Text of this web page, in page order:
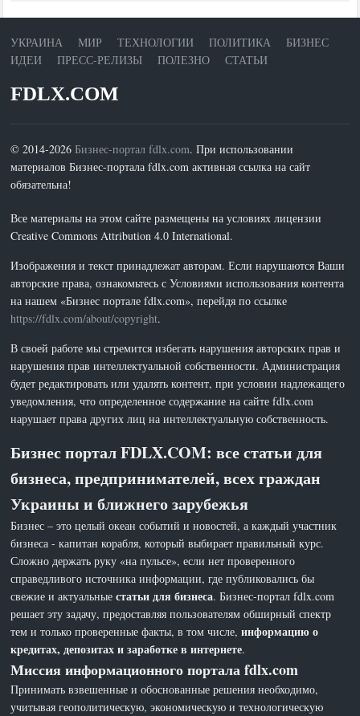
УКРАИНА МИР ТЕХНОЛОГИИ ПОЛИТИКА
БИЗНЕС
ИДЕИ
ПРЕСС-РЕЛИЗЫ ПОЛЕЗНО СТАТЬИ
FDLX.COM
© 2014-2026Бизнес-портал fdlx.com. При использовании
материалов Бизнес-портала fdlx.com активная ссылка на сайт
обязательна!
Все материалы на этом сайте размещены на условиях лицензии
Creative Commons Attribution 4.0 International.
Изображения и текст принадлежат авторам. Если нарушаются Ваши
авторские права, ознакомьтесь с Условиями использования контента
на нашем «Бизнес портале fdlx.com», перейдя по ссылке
https://fdlx.com/about/copyright.
В своей работе мы стремится избегать нарушения авторских прав и
нарушения прав интеллектуальной собственности. Администрация
будет редактировать или удалять контент, при условии надлежащего
уведомления, что определенное содержание на сайте fdlx.com
нарушает права других лиц на интеллектуальную собственность.
Бизнес портал FDLX.COM: все статьи для
бизнеса, предпринимателей, всех граждан
Украины и ближнего зарубежья
Бизнес – это целый океан событий и новостей, а каждый участник
бизнеса - капитан корабля, который выбирает правильный курс.
Сложно держать руку «на пульсе», если нет проверенного
справедливого источника информации, где публиковались бы
свежие и актуальныестатьи для бизнеса. Бизнес-портал fdlx.com
решает эту задачу, предоставляя пользователям обширный спектр
тем и только проверенные факты, в том числе,информацию о
кредитах, депозитах и заработке в интернете.
Миссия информационного портала fdlx.com
Принимать взвешенные и обоснованные решения необходимо,
учитывая геополитическую, экономическую и технологическую